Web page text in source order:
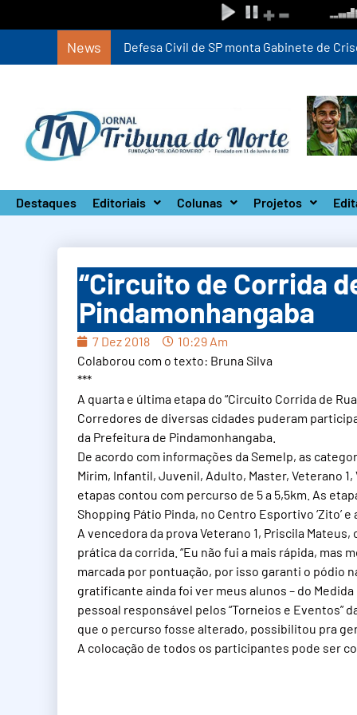
News Defesa Civil de SP monta Gabinete de
Destaques Editoriais Colunas Projetos
“Circuito de Corrida
Pindamonhangaba
7 Dez 2018
10:29 Am
Colaborou com o texto: Bruna Silva
***
A quarta e última etapa do “Circuito Corrida de
Corredores de diversas cidades puderam
da Prefeitura de Pindamonhangaba.
De acordo com informações da Semelp, as
Mirim, Infantil, Juvenil, Adulto, Master, Veterano
etapas contou com percurso de 5 a 5,5km. As
Shopping Pátio Pinda, no Centro Esportivo ‘Zito’
A vencedora da prova Veterano 1, Priscila
prática da corrida. “Eu não fui a mais rápida, mas
marcada por pontuação, por isso garanti o pódio
gratificante ainda foi ver meus alunos – do
pessoal responsável pelos “Torneios e Eventos”
que o percurso fosse alterado, possibilitou pra
A colocação de todos os participantes pode ser